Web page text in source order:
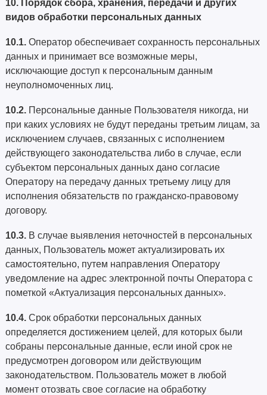
10. Порядок сбора, хранения, передачи и других
видов обработки персональных данных
10.1. Оператор обеспечивает сохранность персональных
данных и принимает все возможные меры,
исключающие доступ к персональным данным
неуполномоченных лиц.
10.2. Персональные данные Пользователя никогда, ни
при каких условиях не будут переданы третьим лицам, за
исключением случаев, связанных с исполнением
действующего законодательства либо в случае, если
субъектом персональных данных дано согласие
Оператору на передачу данных третьему лицу для
исполнения обязательств по гражданско-правовому
договору.
10.3. В случае выявления неточностей в персональных
данных, Пользователь может актуализировать их
самостоятельно, путем направления Оператору
уведомление на адрес электронной почты Оператора с
пометкой «Актуализация персональных данных».
10.4. Срок обработки персональных данных
определяется достижением целей, для которых были
собраны персональные данные, если иной срок не
предусмотрен договором или действующим
законодательством. Пользователь может в любой
момент отозвать свое согласие на обработку